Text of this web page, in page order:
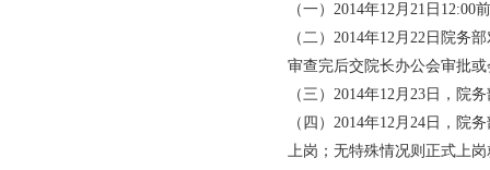
（一）2014年12月21日
（二）2014年12月22日院务
审查完后交院长办公会审批
（三）2014年12月23日，院
（四）2014年12月24日，院
上岗；无特殊情况则正式上